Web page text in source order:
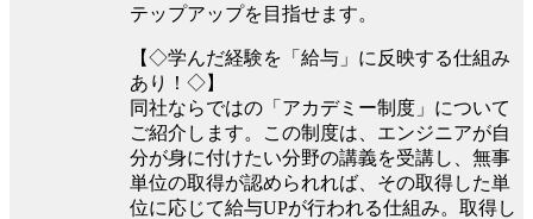
テップアップを目指せます。
【◇学んだ経験を「給与」に反映する仕組み
あり！◇】
同社ならではの「アカデミー制度」について
ご紹介します。この制度は、エンジニアが自
分が身に付けたい分野の講義を受講し、無事
単位の取得が認められれば、その取得した単
位に応じて給与UPが行われる仕組み。取得し